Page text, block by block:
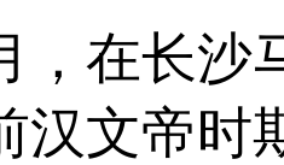
，在长
汉文帝